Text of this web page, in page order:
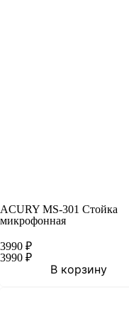
ACURY MS-301 Стойка
микрофонная
3990 ₽
3990 ₽
В корзину